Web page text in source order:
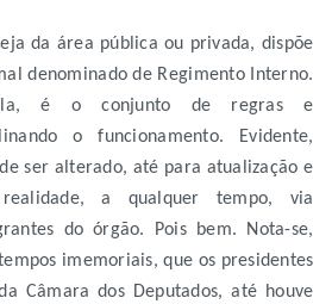
da área pública ou privada, dispõe
denominado de Regimento Interno.
é o conjunto de regras e
o funcionamento. Evidente,
ser alterado, até para atualização e
a qualquer tempo, via
do órgão. Pois bem. Nota-se,
imemoriais, que os presidentes
Câmara dos Deputados, até houve